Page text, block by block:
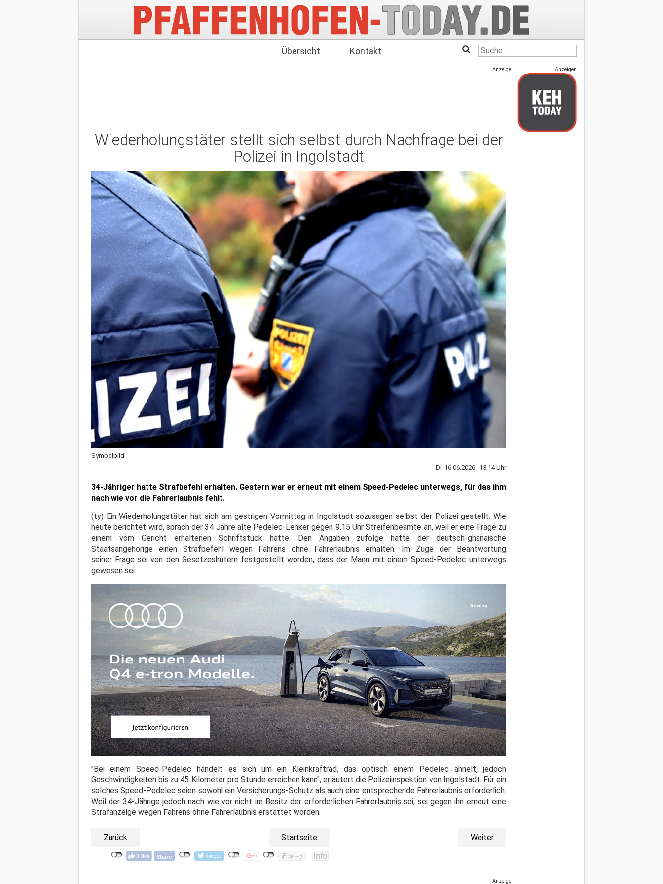
Übersicht Kontakt
Anzeige
Wiederholungstäter stellt sich selbst durch Nachfrage bei der
Polizei in Ingolstadt
Symbolbild.
Di, 16.06.2026 13:14 Uhr
34-Jähriger hatte Strafbefehl erhalten. Gestern war er erneut mit einem Speed-Pedelec unterwegs, für das ihm
nach wie vor die Fahrerlaubnis fehlt.
(ty) Ein Wiederholungstäter hat sich am gestrigen Vormittag in Ingolstadt sozusagen selbst der Polizei gestellt. Wie
heute berichtet wird, sprach der 34 Jahre alte Pedelec-Lenker gegen 9.15 Uhr Streifenbeamte an, weil er eine Frage zu
einem vom Gericht erhaltenen Schriftstück hatte. Den Angaben zufolge hatte der deutsch-ghanaische
Staatsangehörige einen Strafbefehl wegen Fahrens ohne Fahrerlaubnis erhalten. Im Zuge der Beantwortung
seiner Frage sei von den Gesetzeshütern festgestellt worden, dass der Mann mit einem Speed-Pedelec unterwegs
gewesen sei.
"Bei einem Speed-Pedelec handelt es sich um ein Kleinkraftrad, das optisch einem Pedelec ähnelt, jedoch
Geschwindigkeiten bis zu 45 Kilometer pro Stunde erreichen kann", erläutert die Polizeiinspektion von Ingolstadt. Für ein
solches Speed‑Pedelec seien sowohl ein Versicherungs-Schutz als auch eine entsprechende Fahrerlaubnis erforderlich.
Weil der 34-Jährige jedoch nach wie vor nicht im Besitz der erforderlichen Fahrerlaubnis sei, sei gegen ihn erneut eine
Strafanzeige wegen Fahrens ohne Fahrerlaubnis erstattet worden.
Zurück Startseite Weiter
Anzeige
Anzeigen